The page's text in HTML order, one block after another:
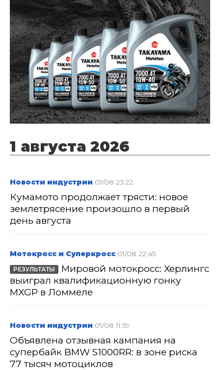
1 августа 2026
Новости индустрии 01/08 23:22
Кумамото продолжает трясти: новое
землетрясение произошло в первый
день августа
Мотокросс и Суперкросс 01/08 22:45
РЕЗУЛЬТАТЫ
Мировой мотокросс: Херлингс
выиграл квалификационную гонку
MXGP в Ломмеле
Новости индустрии 01/08 11:59
Объявлена отзывная кампания на
супербайк BMW S1000RR: в зоне риска
77 тысяч мотоциклов